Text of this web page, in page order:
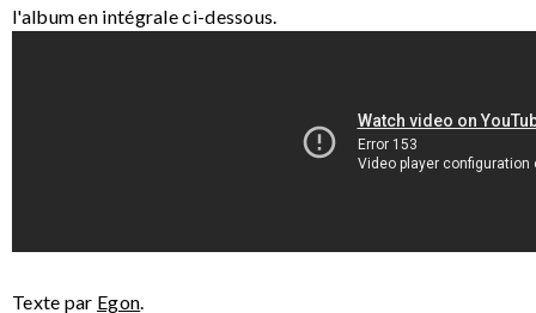
l'album en intégrale ci-dessous.
Texte par Egon.